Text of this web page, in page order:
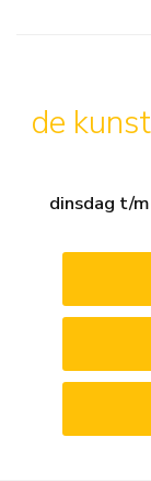
de
dinsdag t/